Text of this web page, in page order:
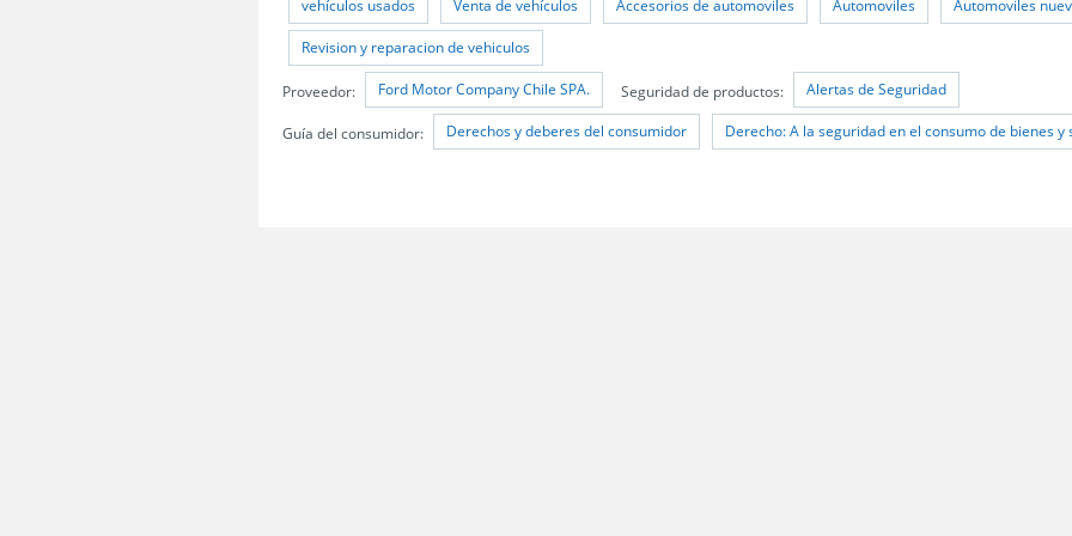
vehículos usados Venta de vehículos Accesorios de automoviles Automoviles Automoviles
Revision y reparacion de vehiculos
Proveedor: Ford Motor Company Chile SPA. Seguridad de productos: Alertas de Seguridad
Guía del consumidor: Derechos y deberes del consumidor Derecho: A la seguridad en el consumo de bienes y